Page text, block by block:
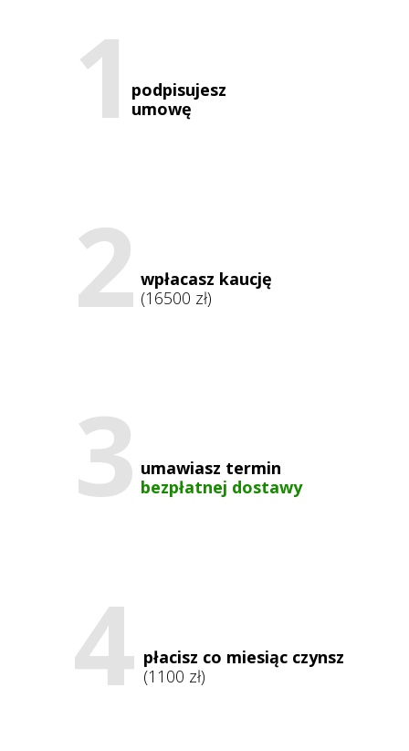
3
4 płacisz co miesiąc czynsz
(1100 zł)
2 wpłacasz kaucję
(16500 zł)
umawiasz termin
bezpłatnej dostawy
podpisujesz
umowę
1